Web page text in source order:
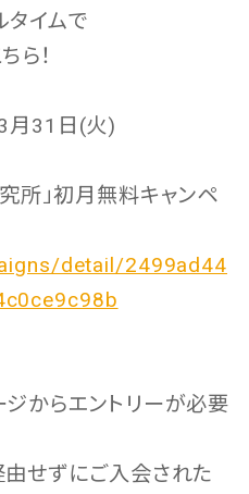
イムで
ら！
月31日(火)
所」初月無料キャンペ
detail/2499ad44
からエントリーが必要
せずにご入会された